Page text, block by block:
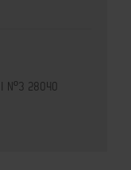
Nº3 28040